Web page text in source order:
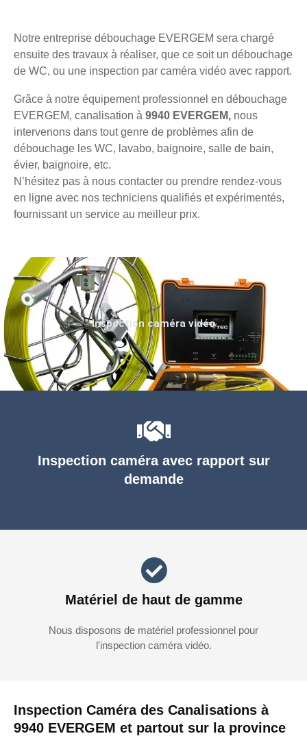
Notre entreprise débouchage EVERGEM sera chargé
ensuite des travaux à réaliser, que ce soit un débouchage
de WC, ou une inspection par caméra vidéo avec rapport.
Grâce à notre équipement professionnel en débouchage
EVERGEM, canalisation à 9940 EVERGEM, nous
intervenons dans tout genre de problèmes afin de
débouchage les WC, lavabo, baignoire, salle de bain,
évier, baignoire, etc.
N’hésitez pas à nous contacter ou prendre rendez-vous
en ligne avec nos techniciens qualifiés et expérimentés,
fournissant un service au meilleur prix.
Inspection Caméra des Canalisations à
9940 EVERGEM et partout sur la province
Inspection caméra avec rapport sur
demande
Matériel de haut de gamme
Nous disposons de matériel professionnel pour
l'inspection caméra vidéo.
Inspection caméra vidéo